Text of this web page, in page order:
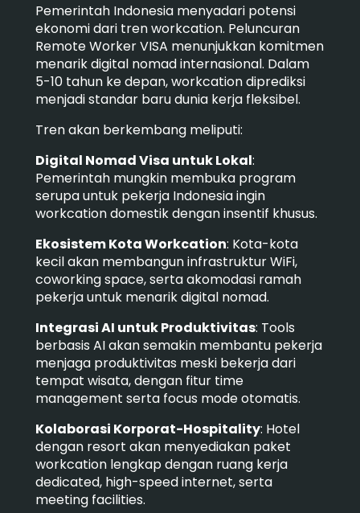
Pemerintah Indonesia menyadari potensi
ekonomi dari tren workcation. Peluncuran
Remote Worker VISA menunjukkan komitmen
menarik digital nomad internasional. Dalam
5-10 tahun ke depan, workcation diprediksi
menjadi standar baru dunia kerja fleksibel.
Tren akan berkembang meliputi:
Digital Nomad Visa untuk Lokal:
Pemerintah mungkin membuka program
serupa untuk pekerja Indonesia ingin
workcation domestik dengan insentif khusus.
Ekosistem Kota Workcation: Kota-kota
kecil akan membangun infrastruktur WiFi,
coworking space, serta akomodasi ramah
pekerja untuk menarik digital nomad.
Integrasi AI untuk Produktivitas: Tools
berbasis AI akan semakin membantu pekerja
menjaga produktivitas meski bekerja dari
tempat wisata, dengan fitur time
management serta focus mode otomatis.
Kolaborasi Korporat-Hospitality: Hotel
dengan resort akan menyediakan paket
workcation lengkap dengan ruang kerja
dedicated, high-speed internet, serta
meeting facilities.